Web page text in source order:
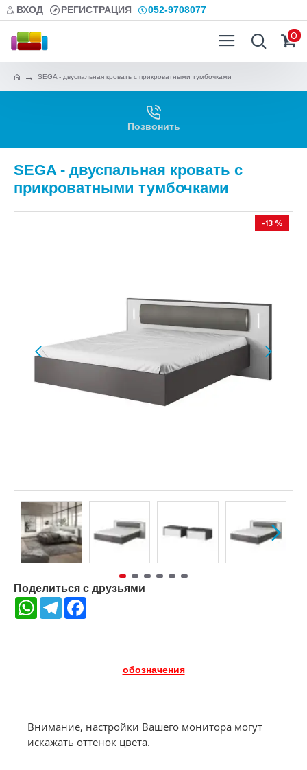
ВХОД РЕГИСТРАЦИЯ 052-9708077
0
SEGA - двуспальная кровать с прикроватными тумбочками
Позвонить
SEGA - двуспальная кровать с
прикроватными тумбочками
-13 %
Поделиться с друзьями
WhatsAppTelegram
обозначения
Внимание, настройки Вашего монитора могут
искажать оттенок цвета.